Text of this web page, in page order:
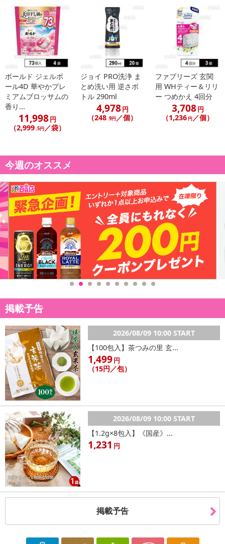
ボールド ジェルボ
ール4D 華やかプレ
ミアムブロッサムの
香り...
11,998円
（2,999.5円／袋）
ジョイ PRO洗浄 ま
とめ洗い用 逆さボ
トル 290ml
4,978円
（248.9円／個）
ファブリーズ 玄関
用 WHティー＆リリ
ー つめかえ 4回分
3,708円
（1,236 円／個）
今週のオススメ
掲載予告
2026/08/09 10:00 START
【100包入】茶つみの里 玄...
1,499円
（15円／包）
2026/08/09 10:00 START
【1.2g×8包入】《国産》...
1,231 円
掲載予告